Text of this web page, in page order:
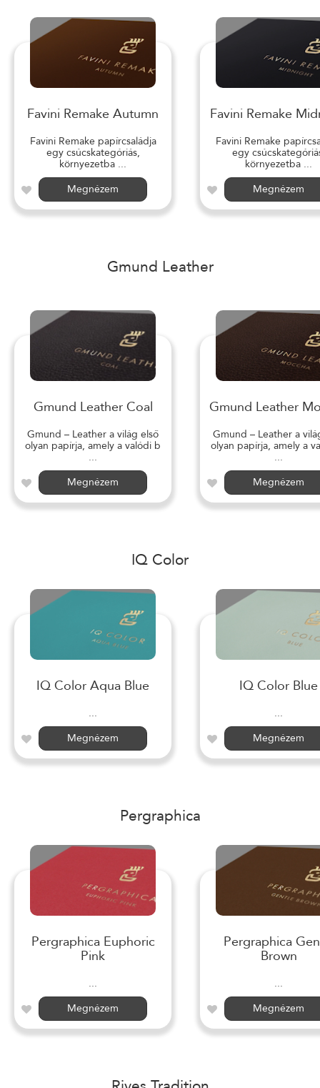
Favini Remake Autumn
Favini Remake papírcsaládja
egy csúcskategóriás,
környezetba ...
Megnézem
Favini Remake
Favini Remake
egy
környezetba ...
Megnézem
Gmund Leather
Gmund Leather Coal
Gmund – Leather a világ első
olyan papírja, amely a valódi b
...
Megnézem
Gmund Leather
Gmund – Leather a
olyan papírja, amely a
...
Megnézem
IQ Color
IQ Color Aqua Blue
...
Megnézem
IQ Color Blue
...
Megnézem
Pergraphica
Pergraphica Euphoric
Pink
...
Megnézem
Pergraphica
Brown
...
Megnézem